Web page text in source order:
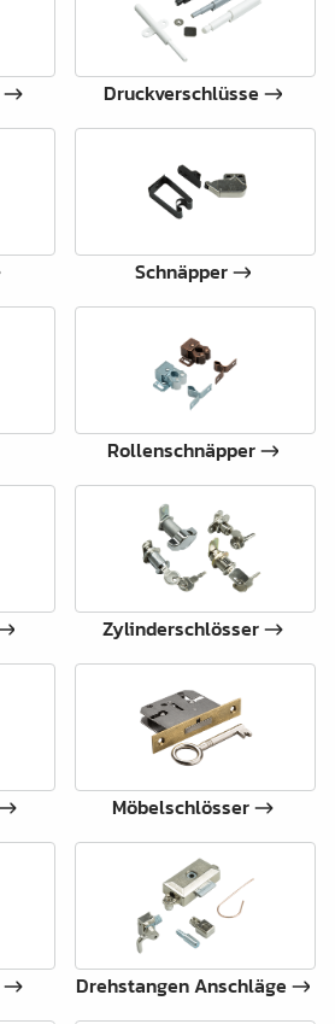
Druckverschlüsse
Schnäpper
Rollenschnäpper
Zylinderschlösser
Möbelschlösser
Drehstangen Anschläge